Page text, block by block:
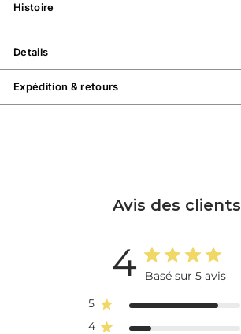
Histoire
Details
Expédition & retours
Avis des clients
4
Basé sur 5 avis
5
4